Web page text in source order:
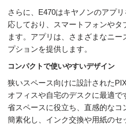
さらに、E470はキヤノンのアプ
応しており、スマートフォンやタ
ます。アプリは、さまざまなニ
プションを提供します。
コンパクトで使いやすいデザイン
狭いスペース向けに設計された
オフィスや自宅のデスクに最適で
省スペースに役立ち、直感的なコ
簡素化し、インク交換や用紙のセ